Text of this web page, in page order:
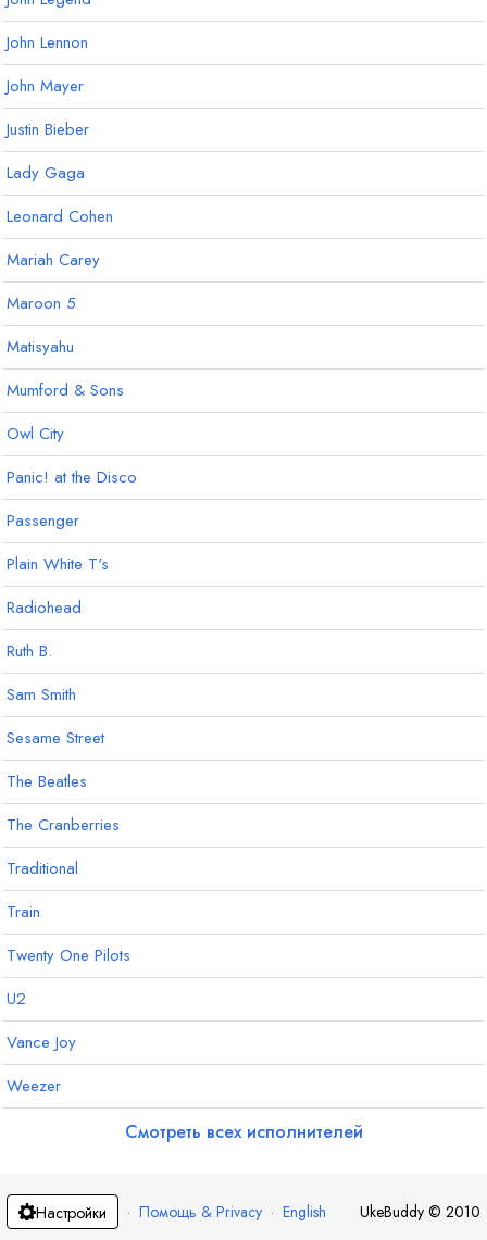
John Lennon
John Mayer
Justin Bieber
Lady Gaga
Leonard Cohen
Mariah Carey
Maroon 5
Matisyahu
Mumford & Sons
Owl City
Panic! at the Disco
Passenger
Plain White T's
Radiohead
Ruth B.
Sam Smith
Sesame Street
The Beatles
The Cranberries
Traditional
Train
Twenty One Pilots
U2
Vance Joy
Weezer
Смотреть всех исполнителей
Настройки · Помощь & Privacy · English UkeBuddy © 2010